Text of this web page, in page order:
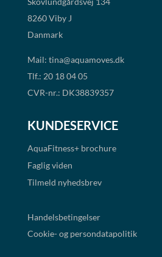
8260 Viby J
Danmark
Mail: tina@aquamoves.dk
Tlf.: 20 18 04 05
CVR-nr.: DK38839357
KUNDESERVICE
AquaFitness+ brochure
Faglig viden
Tilmeld nyhedsbrev
Handelsbetingelser
Cookie- og persondatapolitik